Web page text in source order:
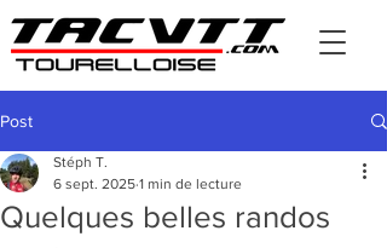
Post
Quelques belles randos
Stéph T.
6 sept. 2025 1 min de lecture